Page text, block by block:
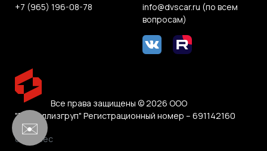
Все права защищены © 2026 ООО
"Белвиллизгруп" Регистрационный номер – 691142160
+7 (965) 196-08-78
info@dvscar.ru (по всем
вопросам)
0.853 sec
✉️